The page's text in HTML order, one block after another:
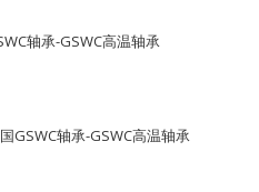
轴承-GSWC高温轴承
GSWC轴承-GSWC高温轴承